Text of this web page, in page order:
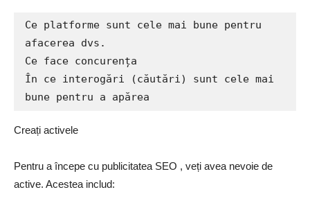
Ce platforme sunt cele mai bune pentru
afacerea dvs.
Ce face concurența
În ce interogări (căutări) sunt cele mai
bune pentru a apărea
Creați activele
Pentru a începe cu publicitatea SEO , veți avea nevoie de
active. Acestea includ: